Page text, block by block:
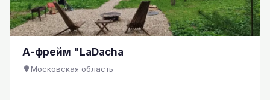
А-фрейм "LaDacha
Московская область